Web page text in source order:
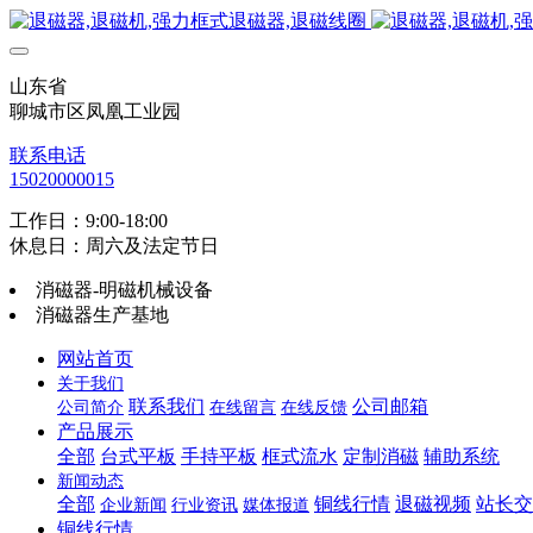
山东省
聊城市区凤凰工业园
联系电话
15020000015
工作日：9:00-18:00
休息日：周六及法定节日
消磁器-明磁机械设备
消磁器生产基地
网站首页
关于我们
公司简介 联系我们 在线留言 在线反馈 公司邮箱
产品展示
全部 台式平板 手持平板 框式流水 定制消磁 辅助系统
新闻动态
全部 企业新闻 行业资讯 媒体报道 铜线行情 退磁视频 站长
铜线行情